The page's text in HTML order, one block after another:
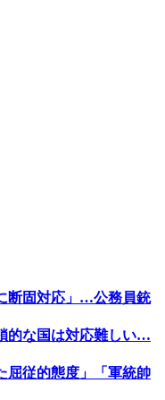
断固対応」…公務員銃
的な国は対応難しい…
屈従的態度」「軍統帥